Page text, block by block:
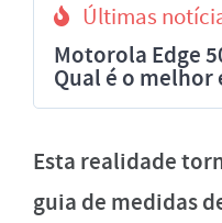
Últimas
Motorola Edge
Qual é o melhor
Esta realidade
guia de medidas